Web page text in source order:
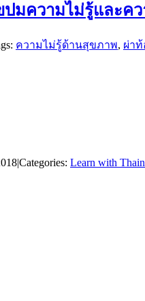
มความไม่รู้และค
ความไม่รู้ด้านสุขภาพ, ผ่า
|Categories: Learn with